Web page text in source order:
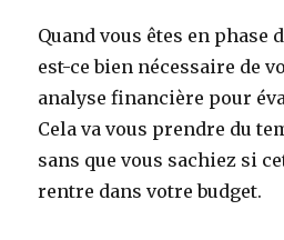
Quand vous êtes en phase
est-ce bien nécessaire de
analyse financière pour
Cela va vous prendre du
sans que vous sachiez si
rentre dans votre budget.